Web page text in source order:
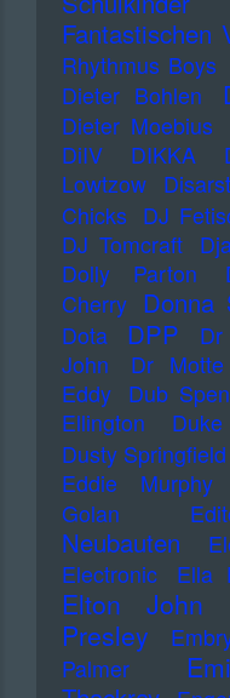
Fantastischen
Rhythmus Boys
Dieter Bohlen
Dieter Moebius
DiIV DIKKA
Lowtzow
Chicks DJ
DJ Tomcraft
Dolly Parton
Cherry Donna
Dota
DPP
John
Dr Motte
Eddy
Dub
Ellington
Dusty Springfield
Eddie Murphy
Golan
Neubauten
Electronic
Ella
Elton John
Presley
Palmer